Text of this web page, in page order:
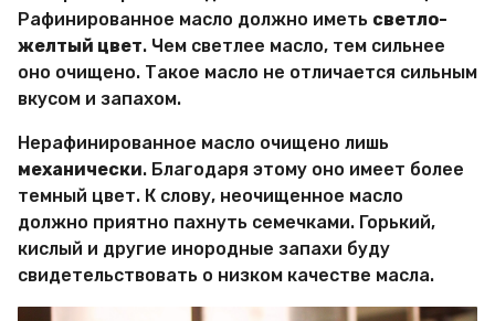
Рафинированное масло должно иметь светло-
желтый цвет. Чем светлее масло, тем сильнее
оно очищено. Такое масло не отличается сильным
вкусом и запахом.
Нерафинированное масло очищено лишь
механически. Благодаря этому оно имеет более
темный цвет. К слову, неочищенное масло
должно приятно пахнуть семечками. Горький,
кислый и другие инородные запахи буду
свидетельствовать о низком качестве масла.